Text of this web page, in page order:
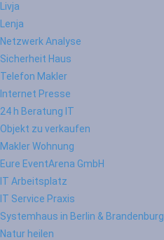
Livja
Lenja
Netzwerk Analyse
Sicherheit Haus
Telefon Makler
Internet Presse
24 h Beratung IT
Objekt zu verkaufen
Makler Wohnung
Eure EventArena GmbH
IT Arbeitsplatz
IT Service Praxis
Systemhaus in Berlin & Brandenburg
Natur heilen